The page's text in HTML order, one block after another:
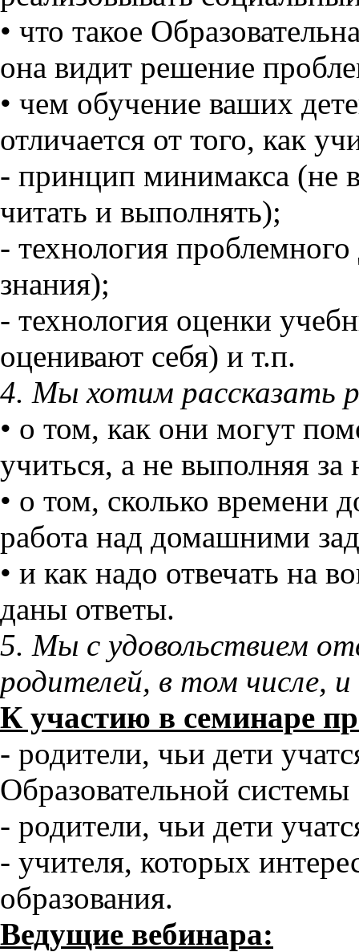
• что такое
она видит решение
• чем обучение ваших
отличается от того, как
- принцип минимакса (не
читать и выполнять);
- технология
знания);
- технология оценки
оценивают себя) и т.п.
4. Мы хотим рассказать
• о том, как они могут
учиться, а не выполняя
• о том, сколько времени
работа над домашними
• и как надо отвечать на
даны ответы.
5. Мы с удовольствием
родителей, в том числе,
К участию в семинаре
- родители, чьи дети
Образовательной
- родители, чьи дети
- учителя, которых
образования.
Ведущие вебинара: